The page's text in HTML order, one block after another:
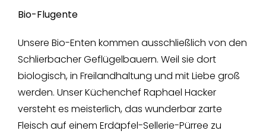
Bio-Flugente
Unsere Bio-Enten kommen ausschließlich von den
Schlierbacher Geflügelbauern. Weil sie dort
biologisch, in Freilandhaltung und mit Liebe groß
werden. Unser Küchenchef Raphael Hacker
versteht es meisterlich, das wunderbar zarte
Fleisch auf einem Erdäpfel-Sellerie-Pürree zu